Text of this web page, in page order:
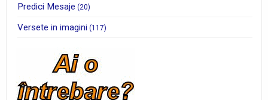
Predici Mesaje (20)
Versete in imagini (117)